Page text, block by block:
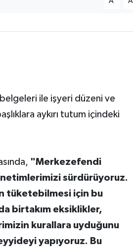
ile işyeri düzeni ve
aykırı tutum içindeki
"Merkezefendi
sürdürüyoruz.
tüketebilmesi için bu
birtakım eksiklikler,
kurallara uyduğunu
yapıyoruz. Bu